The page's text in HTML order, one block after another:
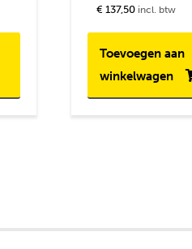
€ 137,50 incl. btw
Toevoegen aan
winkelwagen